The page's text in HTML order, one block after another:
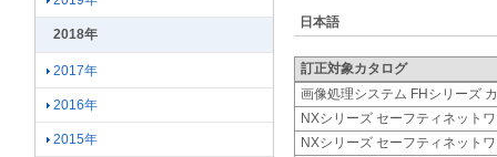
日本語
訂正対象カタログ
画像処理システム FHシリーズ
NXシリーズ セーフティネット
NXシリーズ セーフティネット
2018年
2017年
2016年
2015年